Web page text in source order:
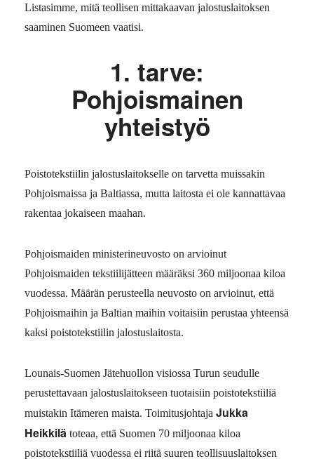
Listasimme, mitä teollisen mittakaavan jalostuslaitoksen
saaminen Suomeen vaatisi.
1. tarve:
Pohjoismainen
yhteistyö
Poistotekstiilin jalostuslaitokselle on tarvetta muissakin
Pohjoismaissa ja Baltiassa, mutta laitosta ei ole kannattavaa
rakentaa jokaiseen maahan.
Pohjoismaiden ministerineuvosto on arvioinut
Pohjoismaiden tekstiilijätteen määräksi 360 miljoonaa kiloa
vuodessa. Määrän perusteella neuvosto on arvioinut, että
Pohjoismaihin ja Baltian maihin voitaisiin perustaa yhteensä
kaksi poistotekstiilin jalostuslaitosta.
Lounais-Suomen Jätehuollon visiossa Turun seudulle
perustettavaan jalostuslaitokseen tuotaisiin poistotekstiiliä
muistakin Itämeren maista. Toimitusjohtaja Jukka
Heikkilä toteaa, että Suomen 70 miljoonaa kiloa
poistotekstiiliä vuodessa ei riitä suuren teollisuuslaitoksen